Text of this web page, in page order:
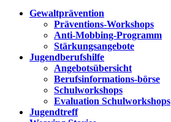
Gewaltprävention
Präventions-Workshops
Anti-Mobbing-Programm
Stärkungsangebote
Jugendberufshilfe
Angebotsübersicht
Berufsinformations-börse
Schulworkshops
Evaluation Schulworkshops
Jugendtreff